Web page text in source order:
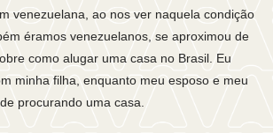
venezuelana, ao nos ver naquela condição
éramos venezuelanos, se aproximou de
como alugar uma casa no Brasil. Eu
minha filha, enquanto meu esposo e meu
procurando uma casa.